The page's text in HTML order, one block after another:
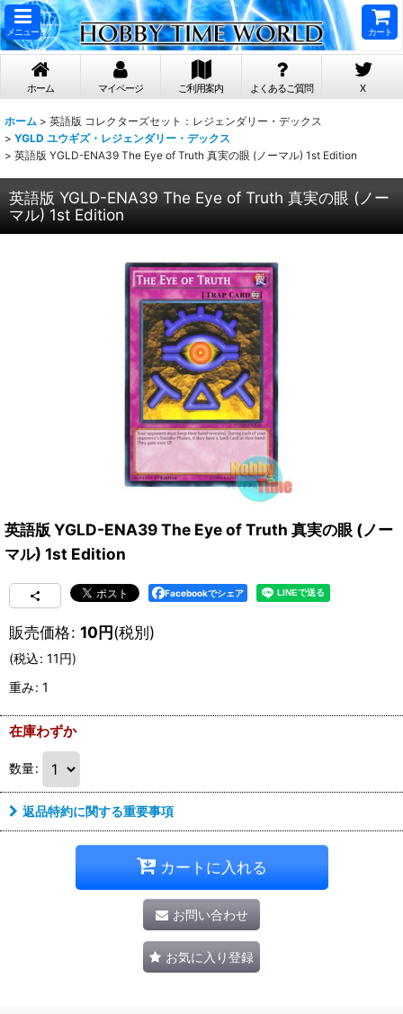
メニュー カート
ホーム マイページ ご利用案内 よくあるご質問 X
ホーム > 英語版 コレクターズセット：レジェンダリー・デックス
> YGLD ユウギズ・レジェンダリー・デックス
> 英語版 YGLD-ENA39 The Eye of Truth 真実の眼 (ノーマル) 1st Edition
英語版 YGLD-ENA39 The Eye of Truth 真実の眼 (ノー
マル) 1st Edition
英語版 YGLD-ENA39 The Eye of Truth 真実の眼 (ノー
マル) 1st Edition
Facebookでシェア
販売価格: 10円(税別)
(税込: 11円)
重み: 1
在庫わずか
数量:
返品特約に関する重要事項
カートに入れる
お問い合わせ
お気に入り登録